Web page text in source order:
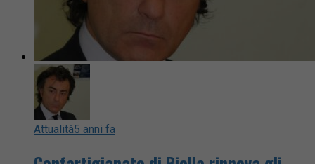
Attualità5 anni fa